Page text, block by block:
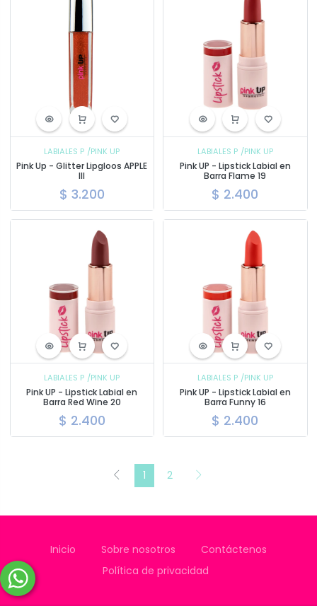
LABIALES P /PINK UP
Pink Up - Glitter Lipgloos APPLE
III
$ 3.200
LABIALES P /PINK UP
Pink UP - Lipstick Labial en
Barra Flame 19
$ 2.400
LABIALES P /PINK UP
Pink UP - Lipstick Labial en
Barra Red Wine 20
$ 2.400
LABIALES P /PINK UP
Pink UP - Lipstick Labial en
Barra Funny 16
$ 2.400
1 2
Inicio Sobre nosotros
Contáctenos
Política de privacidad